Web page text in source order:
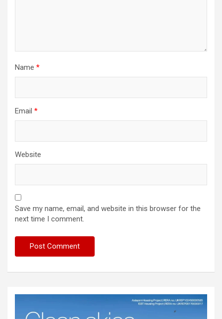
Name *
Email *
Website
Save my name, email, and website in this browser for the
next time I comment.